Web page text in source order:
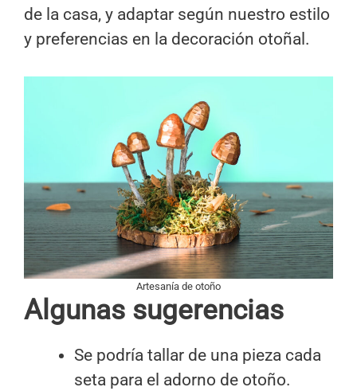
de la casa, y adaptar según nuestro estilo
y preferencias en la decoración otoñal.
Artesanía de otoño
Algunas sugerencias
Se podría tallar de una pieza cada
seta para el adorno de otoño.